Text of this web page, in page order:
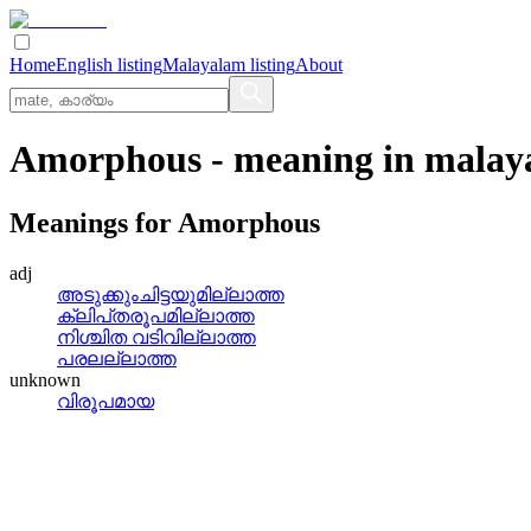
HomeEnglish listingMalayalam listingAbout
Amorphous - meaning in
Meanings for Amorphous
adj
അടുക്കുംചിട്ടയുമില്ലാത്ത
ക്ലിപ്‌തരൂപമില്ലാത്ത
നിശ്ചിത വടിവില്ലാത്ത
പരലല്ലാത്ത
unknown
വിരൂപമായ